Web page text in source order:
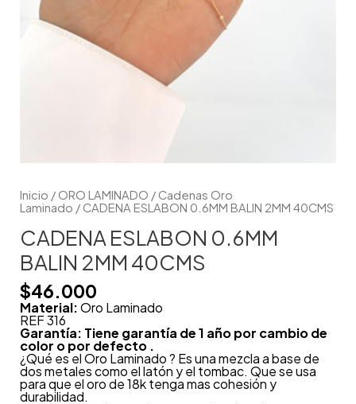
Inicio / ORO LAMINADO / Cadenas Oro
Laminado / CADENA ESLABON 0.6MM BALIN 2MM 40CMS
CADENA ESLABON 0.6MM
BALIN 2MM 40CMS
$46.000
Material:Oro Laminado
REF 316
Garantía: Tiene garantía de 1 año por cambio de
color o por defecto .
¿Qué es el Oro Laminado ? Es una mezcla a base de
dos metales como el latón y el tombac. Que se usa
para que el oro de 18k tenga mas cohesión y
durabilidad.